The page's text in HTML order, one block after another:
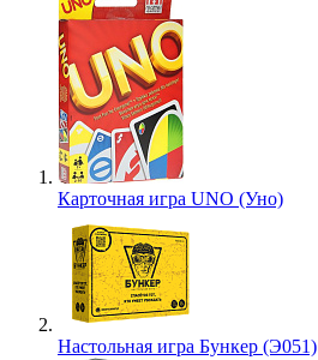
Карточная игра UNO (Уно)
Настольная игра Бункер (Э051)